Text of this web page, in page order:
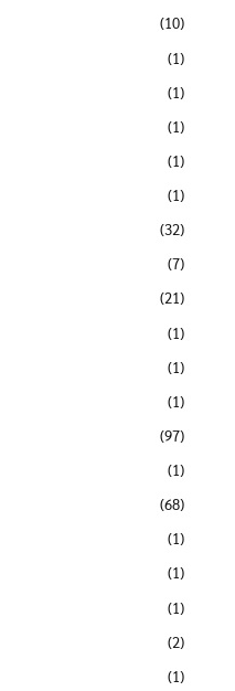
(10)
(1)
(1)
(1)
(1)
(1)
(32)
(7)
(21)
(1)
(1)
(1)
(97)
(1)
(68)
(1)
(1)
(1)
(2)
(1)